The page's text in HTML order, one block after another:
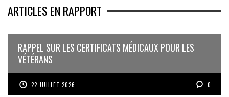
ARTICLES EN RAPPORT
RAPPEL SUR LES CERTIFICATS MÉDICAUX POUR LES
VÉTÉRANS
22 JUILLET 2026 0